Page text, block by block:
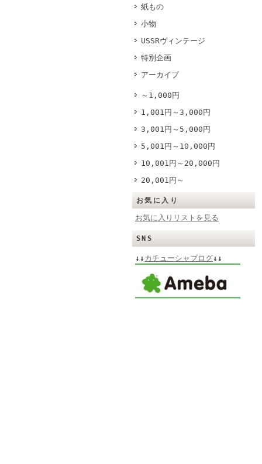
紙もの
小物
USSRヴィンテージ
特別企画
アーカイブ
～1,000円
1,001円～3,000円
3,001円～5,000円
5,001円～10,000円
10,001円～20,000円
20,001円～
お気に入り
お気に入りリストを見る
SNS
↓↓ カチューシャブログ↓↓